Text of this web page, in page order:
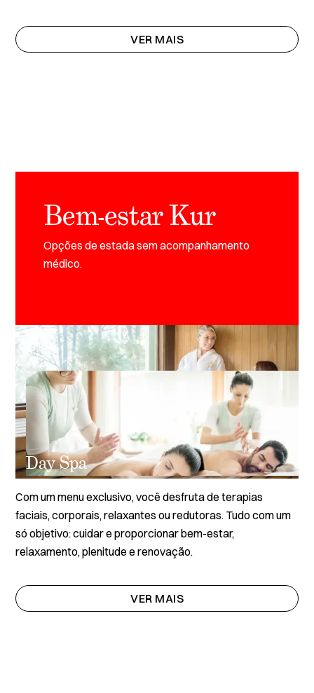
VER MAIS
Bem-estar Kur
Opções de estada sem acompanhamento
médico.
Day Spa
Com um menu exclusivo, você desfruta de terapias
faciais, corporais, relaxantes ou redutoras. Tudo com um
só objetivo: cuidar e proporcionar bem-estar,
relaxamento, plenitude e renovação.
VER MAIS